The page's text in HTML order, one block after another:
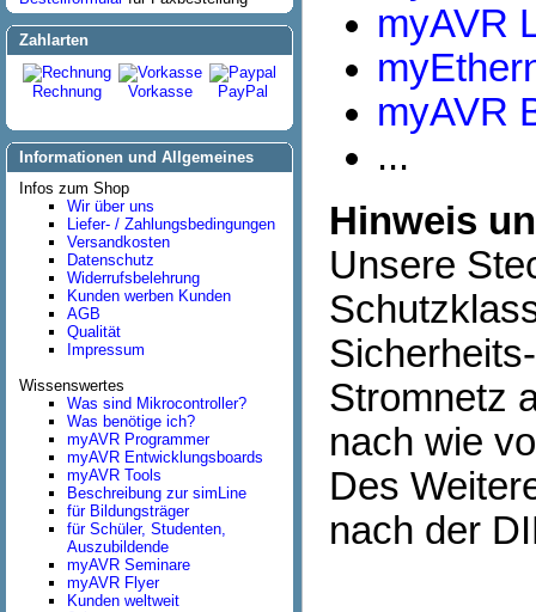
Zahlarten
Rechnung Vorkasse PayPal
Informationen und Allgemeines
Infos zum Shop
Wir über uns
Liefer- / Zahlungsbedingungen
Versandkosten
Datenschutz
Widerrufsbelehrung
Kunden werben Kunden
AGB
Qualität
Impressum
Wissenswertes
Was sind Mikrocontroller?
Was benötige ich?
myAVR Programmer
myAVR Entwicklungsboards
myAVR Tools
Beschreibung zur simLine
für Bildungsträger
für Schüler, Studenten,
Auszubildende
myAVR Seminare
myAVR Flyer
Kunden weltweit
myAVR
myAVR
...
Hinweis
Unsere
Stromnetz
nach wie
Des
nach der